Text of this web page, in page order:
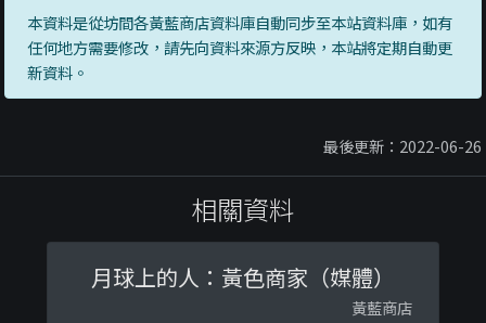
本資料是從坊間各黃藍商店資料庫自動同步至本站資料庫，如有
任何地方需要修改，請先向資料來源方反映，本站將定期自動更
新資料。
最後更新：2022-06-26
相關資料
月球上的人：黃色商家（媒體）
黃藍商店